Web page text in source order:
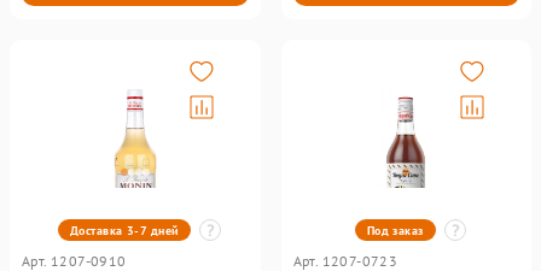
Доставка 3-7 дней
Арт. 1207-0910
Под заказ
Арт. 1207-0723